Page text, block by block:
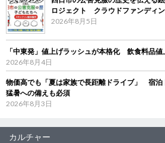
ロジェクト クラウドファンディ
2026年8月5日
「中東発」値上げラッシュが本格化 飲食料品
2026年8月4日
物価高でも「夏は家族で長距離ドライブ」 宿泊
猛暑への備えも必須
2026年8月3日
カルチャー